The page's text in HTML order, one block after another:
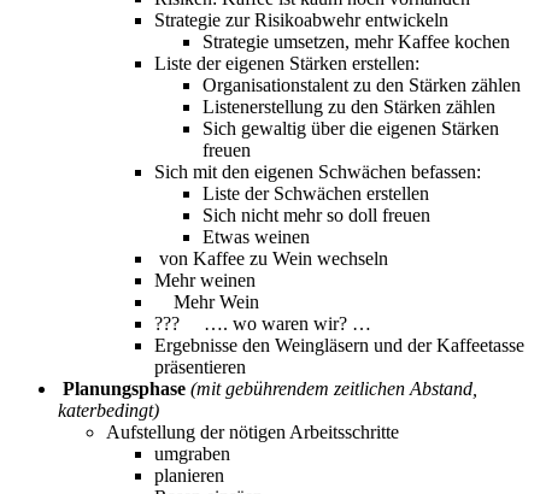
Strategie zur Risikoabwehr entwickeln
Strategie umsetzen, mehr Kaffee kochen
Liste der eigenen Stärken erstellen:
Organisationstalent zu den Stärken zählen
Listenerstellung zu den Stärken zählen
Sich gewaltig über die eigenen Stärken
freuen
Sich mit den eigenen Schwächen befassen:
Liste der Schwächen erstellen
Sich nicht mehr so doll freuen
Etwas weinen
von Kaffee zu Wein wechseln
Mehr weinen
Mehr Wein
??? …. wo waren wir? …
Ergebnisse den Weingläsern und der Kaffeetasse
präsentieren
Planungsphase (mit gebührendem zeitlichen Abstand,
katerbedingt)
Aufstellung der nötigen Arbeitsschritte
umgraben
planieren